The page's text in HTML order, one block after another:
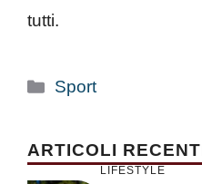
tutti.
Categorie
Sport
ARTICOLI
LIFESTYLE